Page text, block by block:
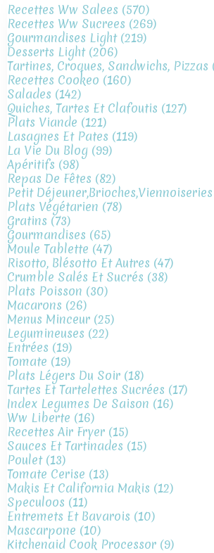
Recettes Ww Salees (570)
Recettes Ww Sucrees (269)
Gourmandises Light(219)
Desserts Light(206)
Tartines, Croques, Sandwichs, Pizzas
Recettes Cookeo (160)
Salades (142)
Quiches, Tartes Et Clafoutis (127)
Plats Viande (121)
Lasagnes Et Pates (119)
La Vie Du Blog (99)
Apéritifs (98)
Repas De Fêtes (82)
Petit Déjeuner,brioches,viennoiseries
Plats Végétarien (78)
Gratins (73)
Gourmandises (65)
Moule Tablette (47)
Risotto, Blésotto Et Autres (47)
Crumble Salés Et Sucrés (38)
Plats Poisson (30)
Macarons (26)
Menus Minceur (25)
Legumineuses (22)
Entrées (19)
Tomate (19)
Plats Légers Du Soir (18)
Tartes Et Tartelettes Sucrées (17)
Index Legumes De Saison (16)
Ww Liberte (16)
Recettes Air Fryer (15)
Sauces Et Tartinades (15)
Poulet(13)
Tomate Cerise (13)
Makis Et California Makis (12)
Speculoos (11)
Entremets Et Bavarois (10)
Mascarpone (10)
Kitchenaid Cook Processor (9)